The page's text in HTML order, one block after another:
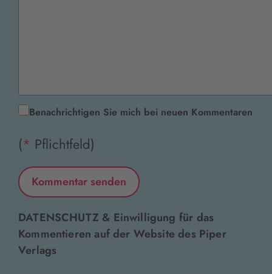
Benachrichtigen Sie mich bei neuen Kommentaren
(* Pflichtfeld)
DATENSCHUTZ & Einwilligung für das
Kommentieren auf der Website des Piper
Verlags